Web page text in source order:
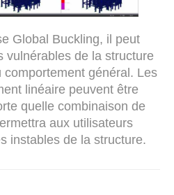
Global Buckling, il peut
vulnérables de la structure
général. Les
linéaire peuvent être
quelle combinaison de
aux utilisateurs
instables de la structure.